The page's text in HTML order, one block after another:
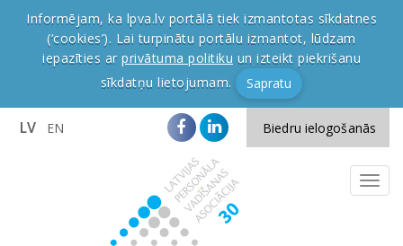
Informējam, ka lpva.lv portālā tiek izmantotas sīkdatnes
(‘cookies’). Lai turpinātu portālu izmantot, lūdzam
iepazīties ar privātuma politiku un izteikt piekrišanu
sīkdatņu lietojumam.
Sapratu
LV EN Biedru ielogošanās